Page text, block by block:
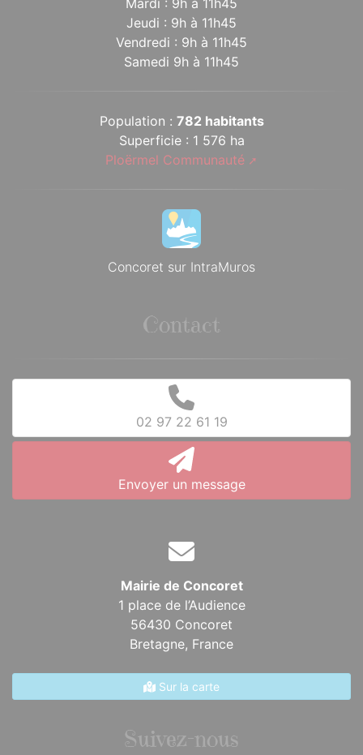
Mardi : 9h à 11h45
Jeudi : 9h à 11h45
Vendredi : 9h à 11h45
Samedi 9h à 11h45
Population : 782 habitants
Superficie : 1 576 ha
Ploërmel Communauté
Concoret sur IntraMuros
Contact
02 97 22 61 19
Envoyer un message
Mairie de Concoret
1 place de l’Audience
56430 Concoret
Bretagne, France
Sur la carte
Suivez-nous